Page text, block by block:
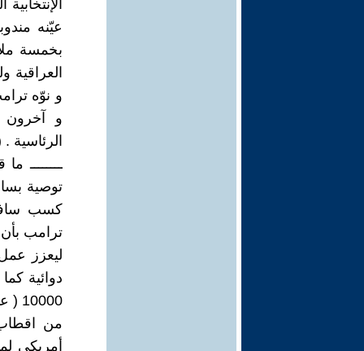
بخمسة
و نوّه
و آخرون
الرئاسية
ــــــــ
توصية
كسب
ترامب
ليعزز
دوائية
أمريكي